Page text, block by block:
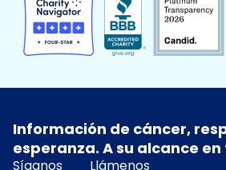
Información de cáncer,
esperanza. A su alcance
Síganos
Llámenos